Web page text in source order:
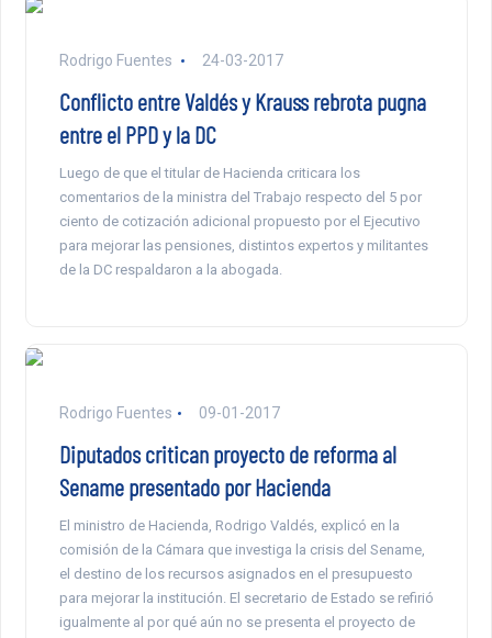
Rodrigo Fuentes 24-03-2017
Conflicto entre Valdés y Krauss rebrota pugna
entre el PPD y la DC
Luego de que el titular de Hacienda criticara los
comentarios de la ministra del Trabajo respecto del 5 por
ciento de cotización adicional propuesto por el Ejecutivo
para mejorar las pensiones, distintos expertos y militantes
de la DC respaldaron a la abogada.
Rodrigo Fuentes 09-01-2017
Diputados critican proyecto de reforma al
Sename presentado por Hacienda
El ministro de Hacienda, Rodrigo Valdés, explicó en la
comisión de la Cámara que investiga la crisis del Sename,
el destino de los recursos asignados en el presupuesto
para mejorar la institución. El secretario de Estado se refirió
igualmente al por qué aún no se presenta el proyecto de